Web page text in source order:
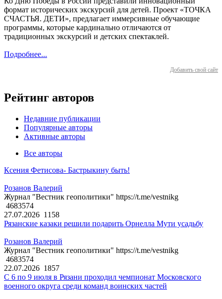
формат исторических экскурсий для детей. Проект «ТОЧКА
СЧАСТЬЯ. ДЕТИ», предлагает иммерсивные обучающие
программы, которые кардинально отличаются от
традиционных экскурсий и детских спектаклей.
Подробнее...
Добавить свой сайт
Рейтинг авторов
Недавние публикации
Популярные авторы
Активные авторы
Все авторы
Ксения Фетисова- Бастрыкину быть!
Розанов Валерий
Журнал "Вестник геополитики" https://t.me/vestnikg
4683574
27.07.2026 1158
Рязанские казаки решили подарить Орнелла Мути усадьбу
Розанов Валерий
Журнал "Вестник геополитики" https://t.me/vestnikg
4683574
22.07.2026 1857
С 6 по 9 июля в Рязани проходил чемпионат Московского
военного округа среди команд воинских частей